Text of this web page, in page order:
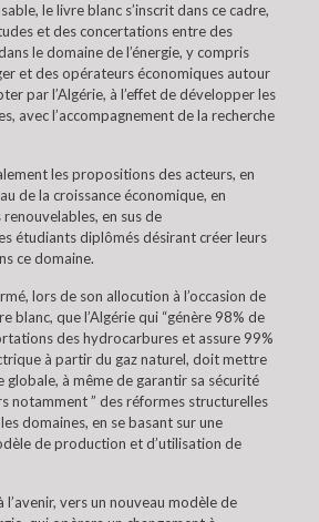
le livre blanc s’inscrit dans ce cadre,
et des concertations entre des
le domaine de l’énergie, y compris
et des opérateurs économiques autour
par l’Algérie, à l’effet de développer les
avec l’accompagnement de la recherche
les propositions des acteurs, en
de la croissance économique, en
en sus de
étudiants diplômés désirant créer leurs
ce domaine.
lors de son allocution à l’occasion de
blanc, que l’Algérie qui “génère 98% de
des hydrocarbures et assure 99%
à partir du gaz naturel, doit mettre
globale, à même de garantir sa sécurité
notamment ” des réformes structurelles
domaines, en se basant sur une
de production et d’utilisation de
l’avenir, vers un nouveau modèle de